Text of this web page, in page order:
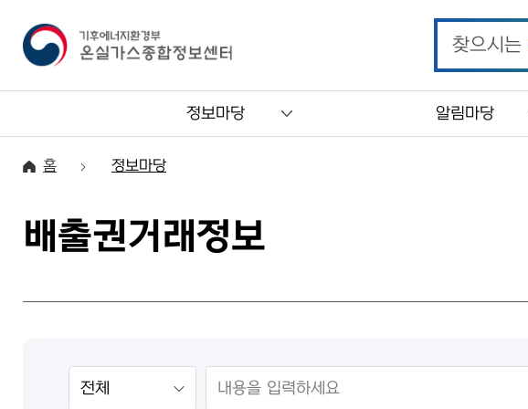
찾으시는
정보마당 알림마당
홈 정보마당
배출권거래정보